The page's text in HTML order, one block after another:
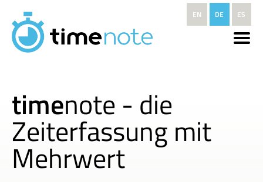
EN DE ES
timenote - die
Zeiterfassung mit
Mehrwert